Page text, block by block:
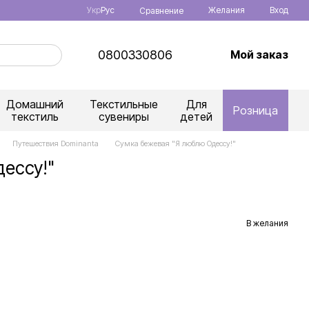
УкрРус Сравнение Желания Вход
0800330806 Мой заказ
Домашний
текстиль
Текстильные
сувениры
Для
детей
Розница
Путешествия Dominanta Сумка бежевая "Я люблю Одессу!"
В желания